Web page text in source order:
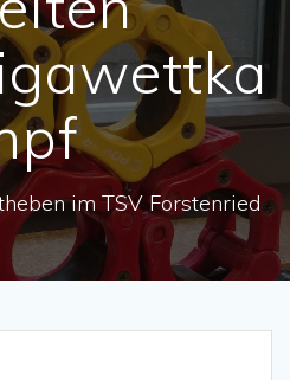
im TSV Forstenried